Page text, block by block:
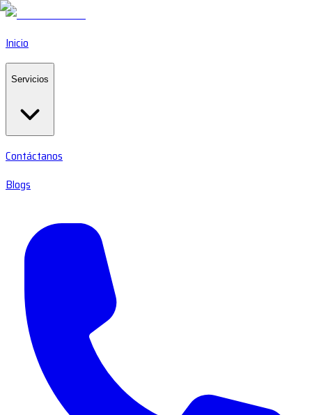
Inicio
Servicios
Contáctanos
Blogs